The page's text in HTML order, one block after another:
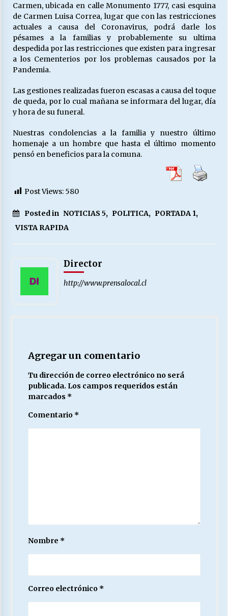
Chile y sus segmentos de la riqueza
06/04/2026
Carmen, ubicada en calle Monumento 1777, casi esquina
de Carmen Luisa Correa, lugar que con las restricciones
actuales a causa del Coronavirus, podrá darle los
pésames a la familias y probablemente su ultima
despedida por las restricciones que existen para ingresar
a los Cementerios por los problemas causados por la
Pandemia.
Las gestiones realizadas fueron escasas a causa del toque
de queda, por lo cual mañana se informara del lugar, día
y hora de su funeral.
Nuestras condolencias a la familia y nuestro último
homenaje a un hombre que hasta el último momento
pensó en beneficios para la comuna.
Post Views: 580
Posted in NOTICIAS 5, POLITICA, PORTADA 1,
VISTA RAPIDA
Director
http://www.prensalocal.cl
Agregar un comentario
Tu dirección de correo electrónico no será
publicada. Los campos requeridos están
marcados *
Comentario *
Nombre *
Correo electrónico *